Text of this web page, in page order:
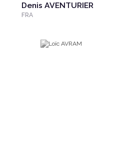
Denis AVENTURIER
FRA